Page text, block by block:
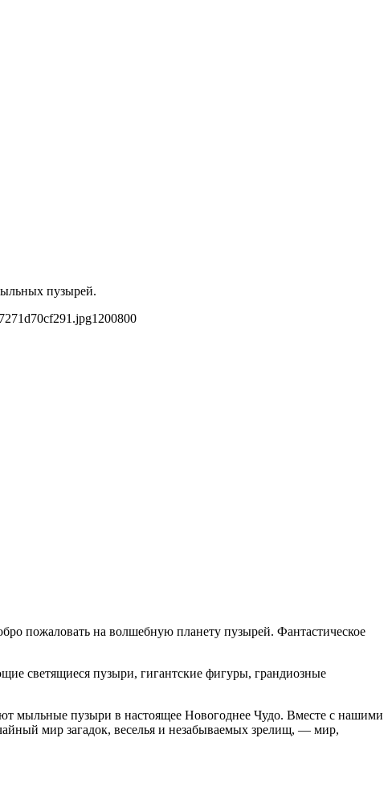
пузырей.
1200800
пожаловать на волшебную планету пузырей. Фантастическое
светящиеся пузыри, гигантские фигуры, грандиозные
мыльные пузыри в настоящее Новогоднее Чудо. Вместе с нашими
мир загадок, веселья и незабываемых зрелищ, — мир,